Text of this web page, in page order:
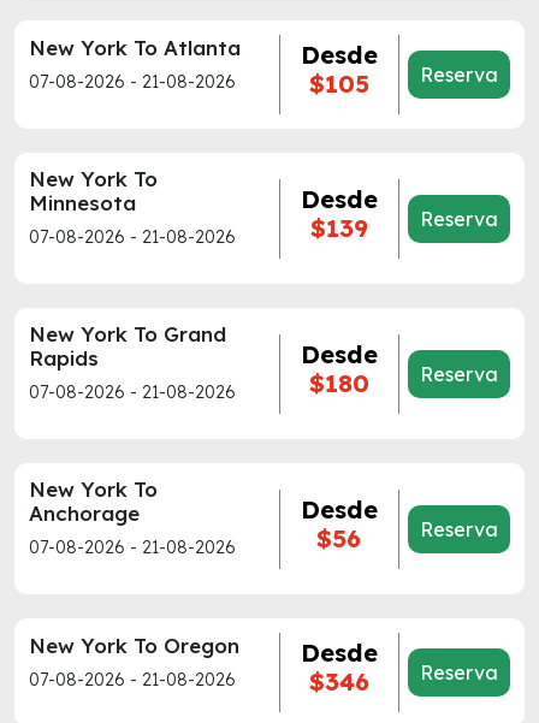
New York To Atlanta
07-08-2026 - 21-08-2026
Desde
$105
Reserva
New York To
Minnesota
07-08-2026 - 21-08-2026
Desde
$139
Reserva
New York To Grand
Rapids
07-08-2026 - 21-08-2026
Desde
$180
Reserva
New York To
Anchorage
07-08-2026 - 21-08-2026
Desde
$56
Reserva
New York To Oregon
07-08-2026 - 21-08-2026
Desde
$346
Reserva